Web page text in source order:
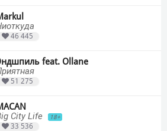
46 445
feat. Ollane
51 275
City Life
18+
33 536